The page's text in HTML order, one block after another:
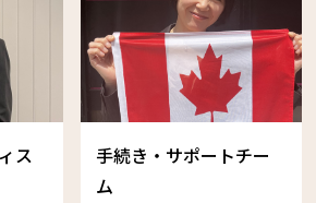
ス
手続き・サポートチー
ム